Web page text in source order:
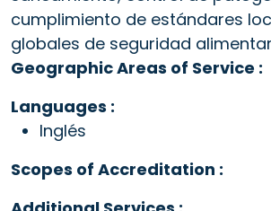
cumplimiento de estándares
globales de seguridad
Geographic Areas of Service :
Languages :
Inglés
Scopes of Accreditation :